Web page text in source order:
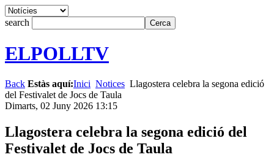
search
ELPOLLTV
Back Estàs aquí:Inici Notices Llagostera celebra la segona edició
del Festivalet de Jocs de Taula
Dimarts, 02 Juny 2026 13:15
Llagostera celebra la segona edició del
Festivalet de Jocs de Taula